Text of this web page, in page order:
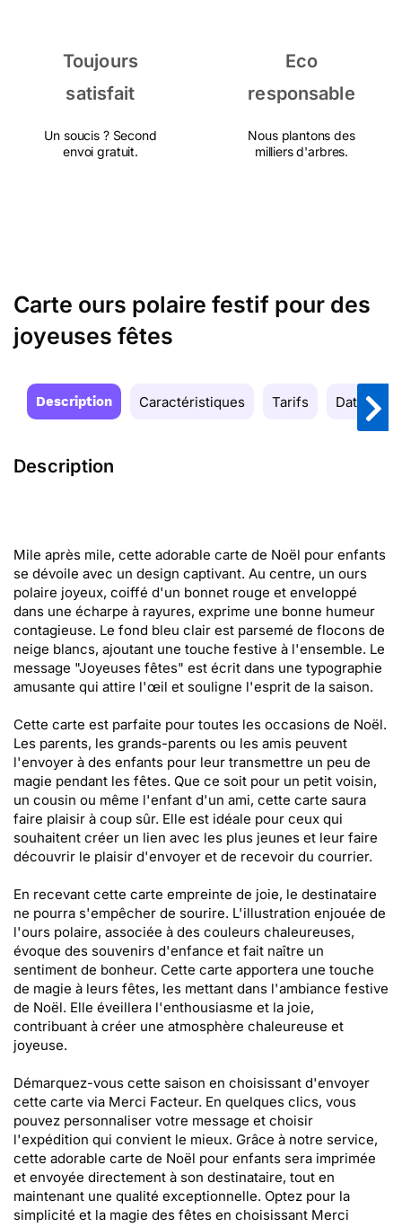
Toujours
satisfait
Un soucis ? Second
envoi gratuit.
Eco
responsable
Nous plantons des
milliers d'arbres.
Carte ours polaire festif pour des
joyeuses fêtes
Description Caractéristiques Tarifs Date de
Description
Mile après mile, cette adorable carte de Noël pour enfants
se dévoile avec un design captivant. Au centre, un ours
polaire joyeux, coiffé d'un bonnet rouge et enveloppé
dans une écharpe à rayures, exprime une bonne humeur
contagieuse. Le fond bleu clair est parsemé de flocons de
neige blancs, ajoutant une touche festive à l'ensemble. Le
message "Joyeuses fêtes" est écrit dans une typographie
amusante qui attire l'œil et souligne l'esprit de la saison.
Cette carte est parfaite pour toutes les occasions de Noël.
Les parents, les grands-parents ou les amis peuvent
l'envoyer à des enfants pour leur transmettre un peu de
magie pendant les fêtes. Que ce soit pour un petit voisin,
un cousin ou même l'enfant d'un ami, cette carte saura
faire plaisir à coup sûr. Elle est idéale pour ceux qui
souhaitent créer un lien avec les plus jeunes et leur faire
découvrir le plaisir d'envoyer et de recevoir du courrier.
En recevant cette carte empreinte de joie, le destinataire
ne pourra s'empêcher de sourire. L'illustration enjouée de
l'ours polaire, associée à des couleurs chaleureuses,
évoque des souvenirs d'enfance et fait naître un
sentiment de bonheur. Cette carte apportera une touche
de magie à leurs fêtes, les mettant dans l'ambiance festive
de Noël. Elle éveillera l'enthousiasme et la joie,
contribuant à créer une atmosphère chaleureuse et
joyeuse.
Démarquez-vous cette saison en choisissant d'envoyer
cette carte via Merci Facteur. En quelques clics, vous
pouvez personnaliser votre message et choisir
l'expédition qui convient le mieux. Grâce à notre service,
cette adorable carte de Noël pour enfants sera imprimée
et envoyée directement à son destinataire, tout en
maintenant une qualité exceptionnelle. Optez pour la
simplicité et la magie des fêtes en choisissant Merci